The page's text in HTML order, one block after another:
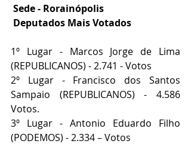
Sede - Rorainópolis
Deputados Mais Votados
1º Lugar - Marcos Jorge de Lima
(REPUBLICANOS) - 2.741 - Votos
2º Lugar - Francisco dos Santos
Sampaio (REPUBLICANOS) - 4.586
Votos.
3º Lugar - Antonio Eduardo Filho
(PODEMOS) - 2.334 – Votos